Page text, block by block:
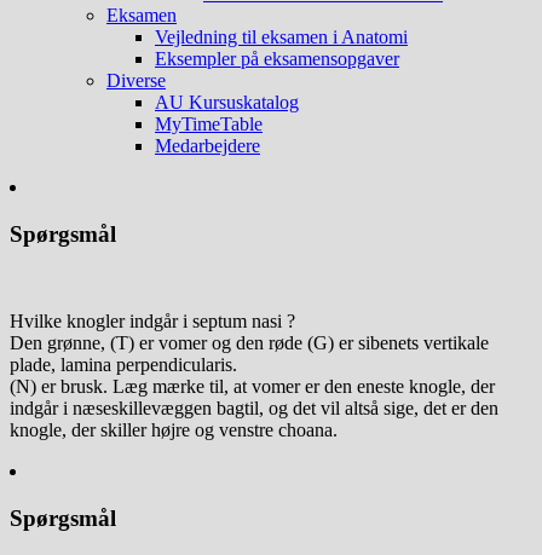
Eksamen
Vejledning til eksamen i Anatomi
Eksempler på eksamensopgaver
Diverse
AU Kursuskatalog
MyTimeTable
Medarbejdere
Spørgsmål
Hvilke knogler indgår i septum nasi ?
Den grønne, (T) er vomer og den røde (G) er sibenets vertikale
plade, lamina perpendicularis.
(N) er brusk. Læg mærke til, at vomer er den eneste knogle, der
indgår i næseskillevæggen bagtil, og det vil altså sige, det er den
knogle, der skiller højre og venstre choana.
Spørgsmål